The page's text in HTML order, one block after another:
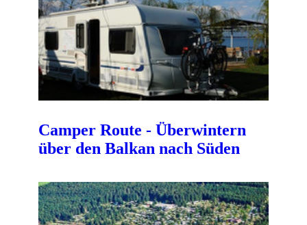
Camper Route - Überwintern
über den Balkan nach Süden